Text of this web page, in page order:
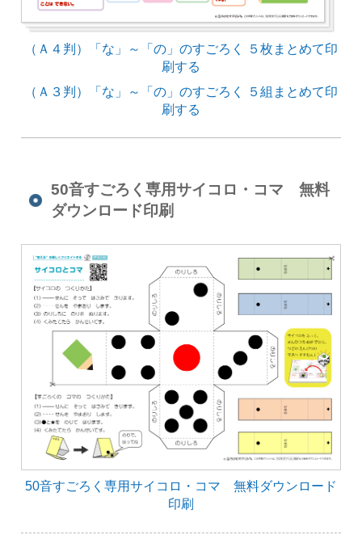
（Ａ４判）「な」～「の」のすごろく ５枚まとめて印
刷する
（Ａ３判）「な」～「の」のすごろく ５組まとめて印
刷する
50音すごろく専用サイコロ・コマ 無料
ダウンロード印刷
50音すごろく専用サイコロ・コマ 無料ダウンロード
印刷